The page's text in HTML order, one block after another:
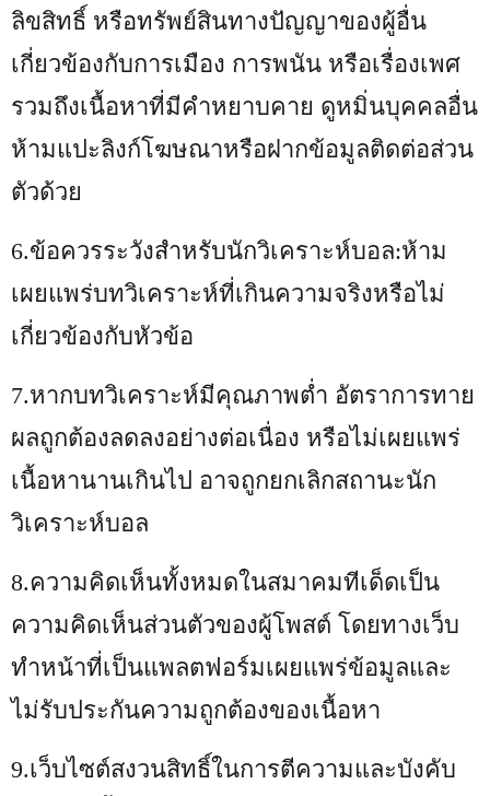
ลิขสิทธิ์ หรือทรัพย์สินทางปัญญาของผู้อื่น
เกี่ยวข้องกับการเมือง การพนัน หรือเรื่องเพศ
รวมถึงเนื้อหาที่มีคำหยาบคาย ดูหมิ่นบุคคลอื่น
ห้ามแปะลิงก์โฆษณาหรือฝากข้อมูลติดต่อส่วน
ตัวด้วย
6.ข้อควรระวังสำหรับนักวิเคราะห์บอล:ห้าม
เผยแพร่บทวิเคราะห์ที่เกินความจริงหรือไม่
เกี่ยวข้องกับหัวข้อ
7.หากบทวิเคราะห์มีคุณภาพต่ำ อัตราการทาย
ผลถูกต้องลดลงอย่างต่อเนื่อง หรือไม่เผยแพร่
เนื้อหานานเกินไป อาจถูกยกเลิกสถานะนัก
วิเคราะห์บอล
8.ความคิดเห็นทั้งหมดในสมาคมทีเด็ดเป็น
ความคิดเห็นส่วนตัวของผู้โพสต์ โดยทางเว็บ
ทำหน้าที่เป็นแพลตฟอร์มเผยแพร่ข้อมูลและ
ไม่รับประกันความถูกต้องของเนื้อหา
9.เว็บไซต์สงวนสิทธิ์ในการตีความและบังคับ